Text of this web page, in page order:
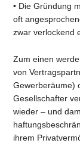
• Die Gründung
oft
zwar verlockend
Zum einen
von
Gewerberäume)
Gesellschafter
wieder – und
ihrem